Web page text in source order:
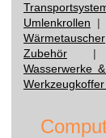
Umlenkrollen |
Wärmetauscher
Zubehör
Wasserwerke